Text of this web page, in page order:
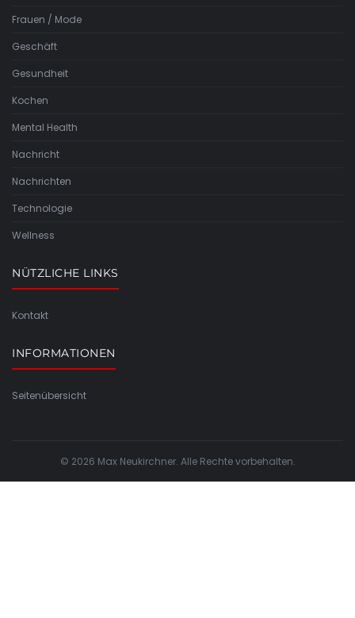
Frauen / Mode
Geschäft
Gesundheit
Kochen
Mental Health
Nachricht
Nachrichten
Technologie
Wellness
NÜTZLICHE LINKS
Kontakt
INFORMATIONEN
Seitenübersicht
© 2026 Max Neukirchner. Alle Rechte vorbehalten.